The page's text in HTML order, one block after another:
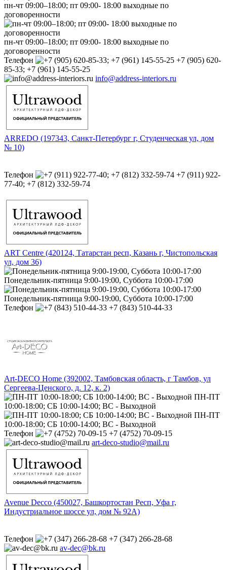
пн-чт 09:00–18:00; пт 09:00- 18:00 выходные по
договоренности
пн-чт 09:00–18:00; пт 09:00- 18:00 выходные по
договоренности
Телефон
+7 (905) 620-
85-33; +7 (961) 145-55-25
info@address-interiors.ru
ARREDO (197343, Санкт-Петербург г, Студенческая ул, дом
№ 10)
Телефон
+7 (911) 922-
77-40; +7 (812) 332-59-74
ART Centre (420124, Татарстан респ, Казань г, Чистопольская
ул, дом 36)
Понедельник-пятница 9:00-19:00, Суббота 10:00-17:00
Понедельник-пятница 9:00-19:00, Суббота 10:00-17:00
Телефон
+7 (843) 510-44-33
Art-DECO Home (392002, Тамбовская область, г Тамбов, ул
Сергеева-Ценского, д. 12, к. 2)
ПН-ПТ
10:00-18:00; СБ 10:00-14:00; ВС - Выходной
ПН-ПТ
10:00-18:00; СБ 10:00-14:00; ВС - Выходной
Телефон
+7 (4752) 70-09-15
art-deco-studio@mail.ru
Avenue Decco (450027, Башкортостан Респ, Уфа г,
Индустриальное шоссе ул, дом № 92А)
Телефон
+7 (347) 266-28-68
av-dec@bk.ru